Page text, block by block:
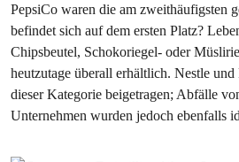
PepsiCo waren die am zweithäufigsten
befindet sich auf dem ersten Platz?
Chipsbeutel, Schokoriegel- oder
heutzutage überall erhältlich. Nestle
dieser Kategorie beigetragen; Abfälle
Unternehmen wurden jedoch ebenfalls